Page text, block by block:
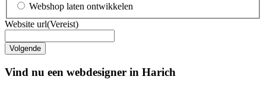
Webshop laten ontwikkelen
Website url(Vereist)
Vind nu een webdesigner in Harich